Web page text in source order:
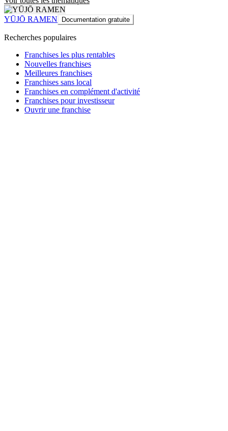
YŪJŌ RAMEN Documentation gratuite
Recherches populaires
Franchises les plus rentables
Nouvelles franchises
Meilleures franchises
Franchises sans local
Franchises en complément d'activité
Franchises pour investisseur
Ouvrir une franchise